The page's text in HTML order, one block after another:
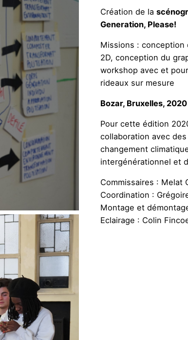
Création de la
Generation, Please!
Missions : conception
2D, conception du
workshop avec et
rideaux sur mesure
Bozar, Bruxelles, 2020
Pour cette édition
collaboration avec
changement
intergénérationnel et
Commissaires : Melat
Coordination :
Montage et
Eclairage : Colin